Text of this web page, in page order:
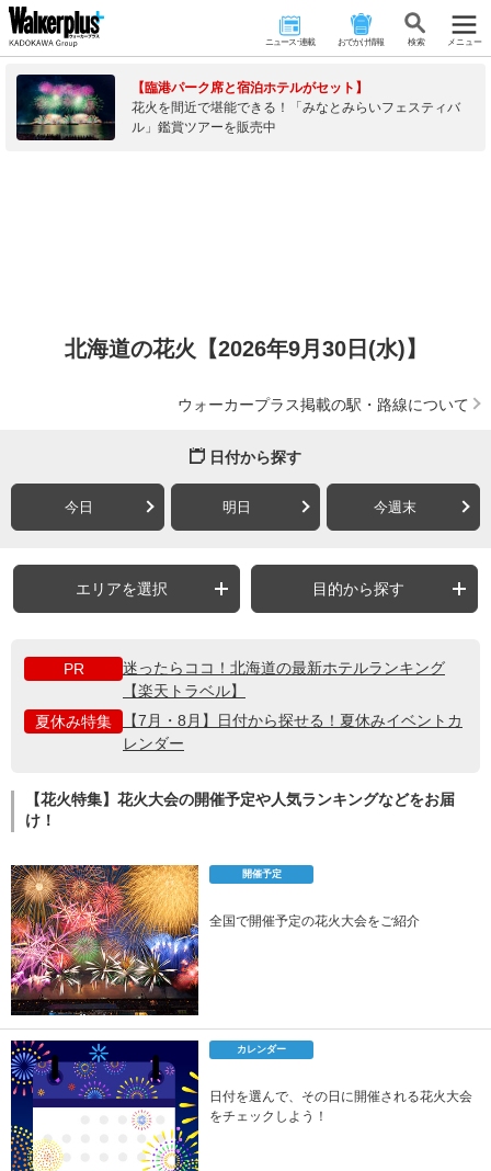
ニュース･連載 おでかけ情報 検 索 メニュー
【臨港パーク席と宿泊ホテルがセット】
花火を間近で堪能できる！「みなとみらいフェスティバ
ル」鑑賞ツアーを販売中
北海道の花火【2026年9月30日(水)】
ウォーカープラス掲載の駅・路線について
日付から探す
今日 明日 今週末
エリアを選択 目的から探す
PR
迷ったらココ！北海道の最新ホテルランキング
【楽天トラベル】
夏休み特集
【7月・8月】日付から探せる！夏休みイベントカ
レンダー
【花火特集】花火大会の開催予定や人気ランキングなどをお届
け！
開催予定
全国で開催予定の花火大会をご紹介
カレンダー
日付を選んで、その日に開催される花火大会
をチェックしよう！